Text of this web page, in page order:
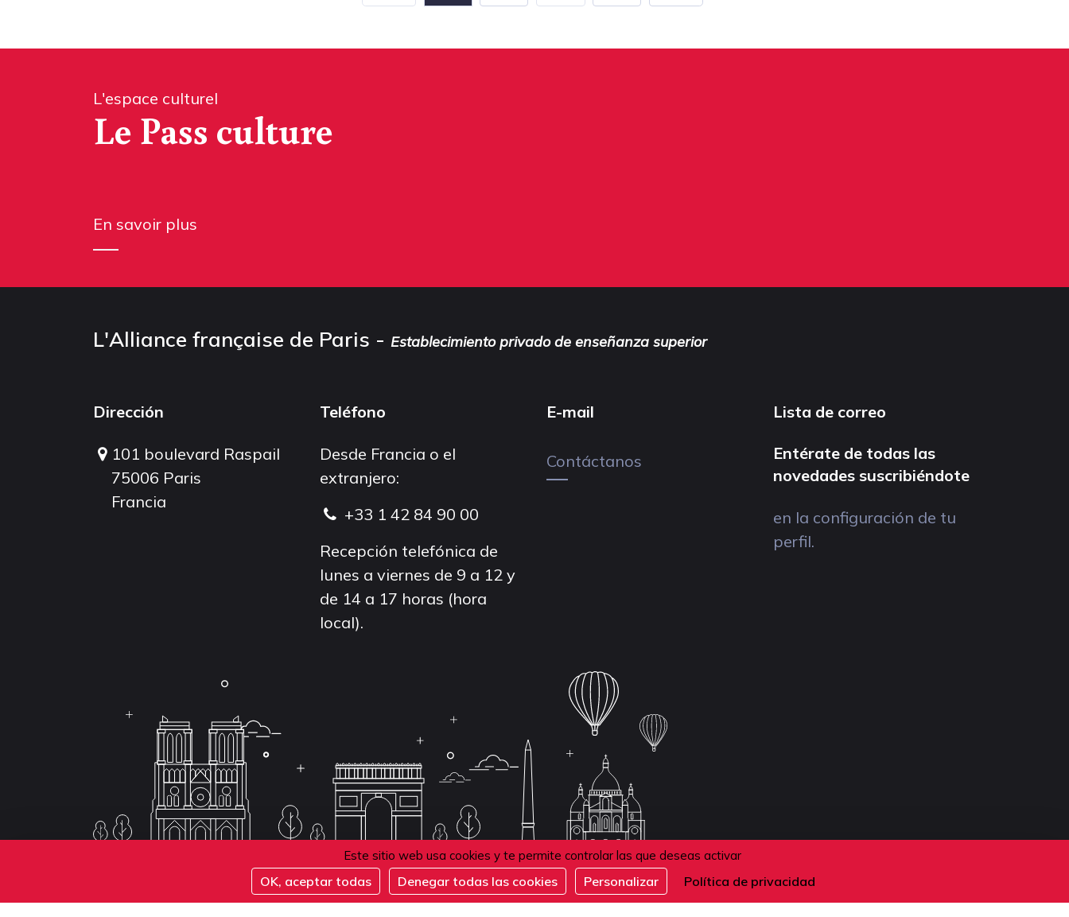
Este sitio web usa cookies y te permite controlar las que deseas activar
OK, aceptar todas Denegar todas las cookies Personalizar Política de privacidad
L'espace culturel
Le Pass culture
En savoir plus
L'Alliance française de Paris - Establecimiento privado de enseñanza superior
Dirección
101 boulevard Raspail
75006 Paris
Francia
Teléfono
Desde Francia o el
extranjero:
+33 1 42 84 90 00
Recepción telefónica de
lunes a viernes de 9 a 12 y
de 14 a 17 horas (hora
local).
E-mail
Contáctanos
Lista de correo
Entérate de todas las
novedades suscribiéndote
en la configuración de tu
perfil.
Conditions d'inscription aux examens
Politique de confidentialité
Suivez-nous